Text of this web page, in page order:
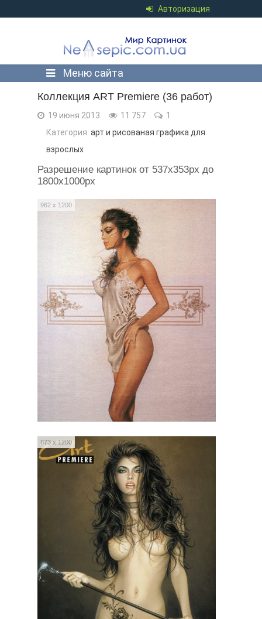
Авторизация
Меню сайта
Коллекция ART Premiere (36 работ)
19 июня 2013 11 757
1
Категория: арт и рисованая графика для
взрослых
Разрешение картинок от 537x353px до
1800x1000px
962 x 1200
873 x 1200